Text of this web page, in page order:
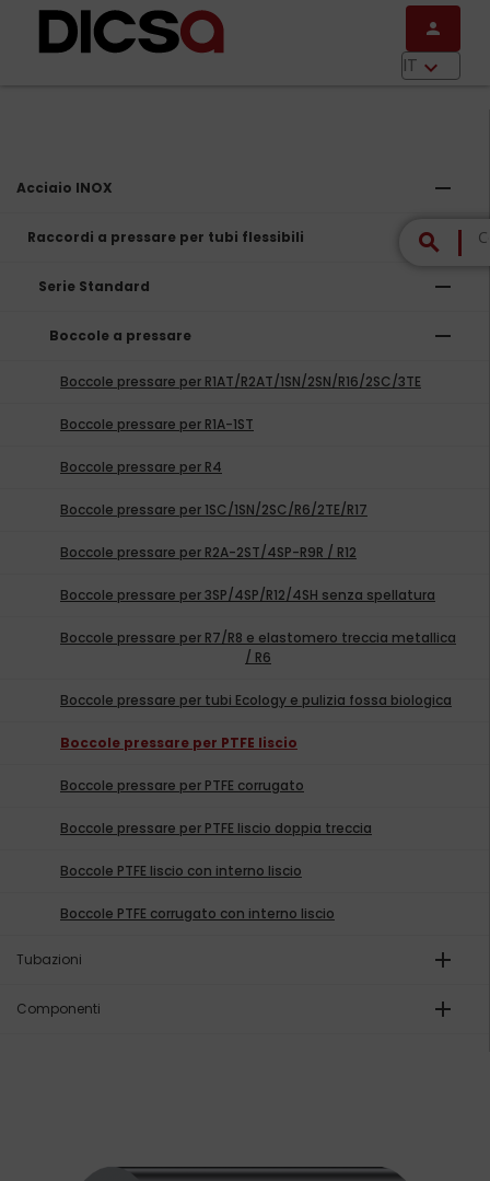
Salta al contenuto principale
person
IT keyboard_arrow_down
search
Acciaio INOX remove
Raccordi a pressare per tubi flessibili remove
Serie Standard remove
Boccole a pressare remove
Boccole pressare per R1AT/R2AT/1SN/2SN/R16/2SC/3TE
Boccole pressare per R1A-1ST
Boccole pressare per R4
Boccole pressare per 1SC/1SN/2SC/R6/2TE/R17
Boccole pressare per R2A-2ST/4SP-R9R / R12
Boccole pressare per 3SP/4SP/R12/4SH senza spellatura
Boccole pressare per R7/R8 e elastomero treccia metallica
/ R6
Boccole pressare per tubi Ecology e pulizia fossa biologica
Boccole pressare per PTFE liscio
Boccole pressare per PTFE corrugato
Boccole pressare per PTFE liscio doppia treccia
Boccole PTFE liscio con interno liscio
Boccole PTFE corrugato con interno liscio
Tubazioni add
Componenti add